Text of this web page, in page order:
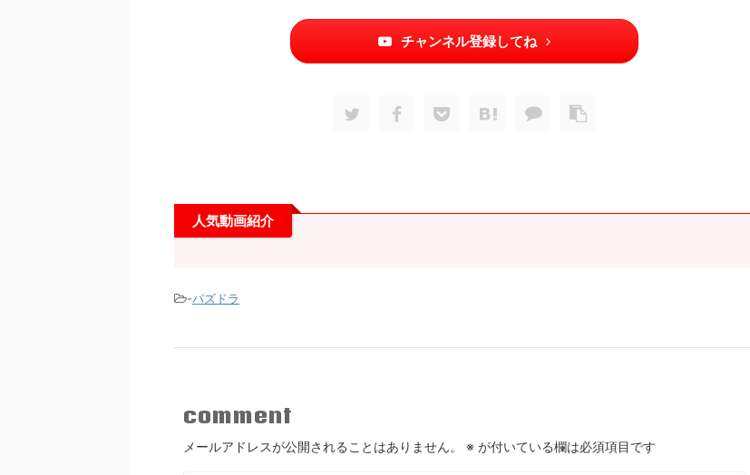
チャンネル登録してね
人気動画紹介
-パズドラ
comment
メールアドレスが公開されることはありません。 ※ が付いている欄は必須項目です